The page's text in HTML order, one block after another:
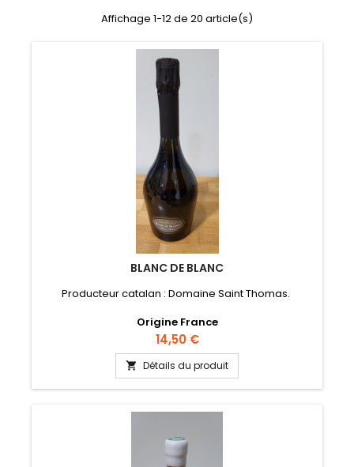
Affichage 1-12 de 20 article(s)
BLANC DE BLANC
Producteur catalan : Domaine Saint Thomas.
Origine France
Prix
14,50 €
 Détails du produit